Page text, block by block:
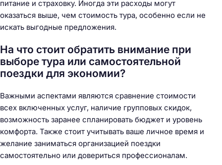
питание и страховку. Иногда эти расходы могут
оказаться выше, чем стоимость тура, особенно если не
искать выгодные предложения.
На что стоит обратить внимание при
выборе тура или самостоятельной
поездки для экономии?
Важными аспектами являются сравнение стоимости
всех включенных услуг, наличие групповых скидок,
возможность заранее спланировать бюджет и уровень
комфорта. Также стоит учитывать ваше личное время и
желание заниматься организацией поездки
самостоятельно или довериться профессионалам.